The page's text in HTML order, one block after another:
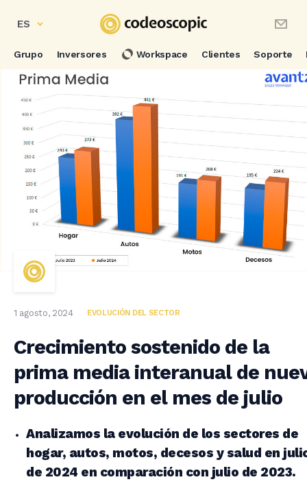
ES
Grupo Inversores Workspace Clientes Soporte
1 agosto, 2024 EVOLUCIÓN DEL SECTOR
Crecimiento sostenido de la
prima media interanual de
producción en el mes de julio
Analizamos la evolución de los sectores de
hogar, autos, motos, decesos y salud en
de 2024 en comparación con julio de 2023.